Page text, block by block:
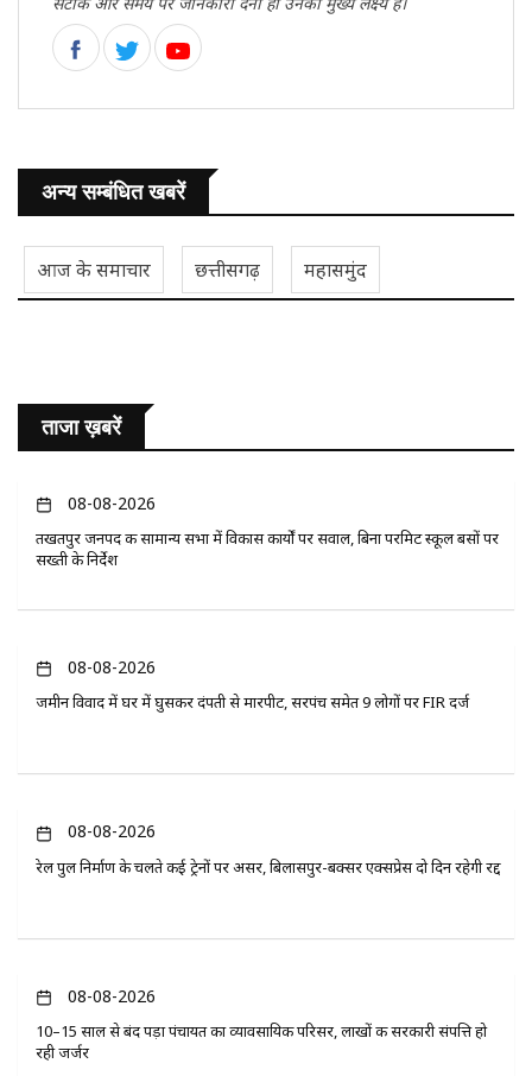
अन्य सम्बंधित खबरें
आज के समाचार छत्तीसगढ़ महासमुंद
ताजा ख़बरें
08-08-2026
तखतपुर जनपद की सामान्य सभा में विकास कार्यों पर सवाल, बिना परमिट स्कूल बसों पर
सख्ती के निर्देश
08-08-2026
जमीन विवाद में घर में घुसकर दंपती से मारपीट, सरपंच समेत 9 लोगों पर FIR दर्ज
08-08-2026
रेल पुल निर्माण के चलते कई ट्रेनों पर असर, बिलासपुर-बक्सर एक्सप्रेस दो दिन रहेगी रद्द
08-08-2026
10–15 साल से बंद पड़ा पंचायत का व्यावसायिक परिसर, लाखों की सरकारी संपत्ति हो
रही जर्जर